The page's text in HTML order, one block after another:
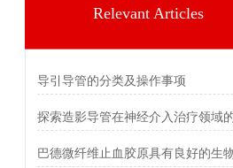
Relevant Articles
导引导管的分类及操作事项